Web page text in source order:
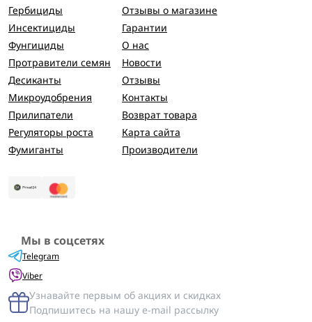
Гербициды
Инсектициды
Фунгициды
Протравители семян
Десиканты
Микроудобрения
Прилипатели
Регуляторы роста
Фумиганты
Отзывы о магазине
Гарантии
О нас
Новости
Отзывы
Контакты
Возврат товара
Карта сайта
Производители
Мы в соцсетях
Telegram
Viber
Узнавайте первым об акциях и скидках
Подпишитесь на нашу e-mail рассылку